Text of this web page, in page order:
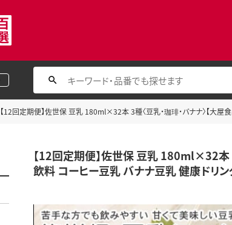
【12回定期便】佐世保 豆乳 180ml×32本 3種〈豆乳・珈琲・バナナ〉【大
【12回定期便】佐世保 豆乳 180ml×32本
飲料 コーヒー豆乳 バナナ豆乳 健康ドリン